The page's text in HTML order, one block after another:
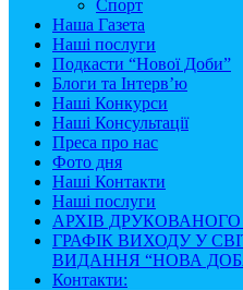
Спорт
Наша Газета
Наші послуги
Подкасти “Нової Доби”
Блоги та Інтерв’ю
Наші Конкурси
Наші Консультації
Преса про нас
Фото дня
Наші Контакти
Наші послуги
АРХІВ
ГРАФІК ВИХОДУ У
ВИДАННЯ “НОВА
Контакти: